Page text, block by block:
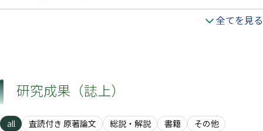
全てを見る
研究成果（誌上）
all 査読付き 原著論文 総説・解説 書籍 その他